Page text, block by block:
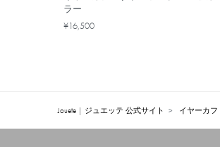
ラー
¥16,500
Jouete | ジュエッテ 公式サイト イヤーカフ